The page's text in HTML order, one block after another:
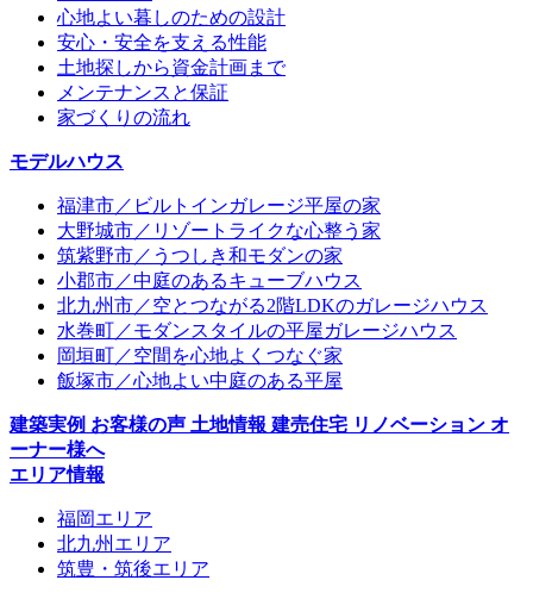
心地よい暮しのための設計
安心・安全を支える性能
土地探しから資金計画まで
メンテナンスと保証
家づくりの流れ
モデルハウス
福津市／ビルトインガレージ平屋の家
大野城市／リゾートライクな心整う家
筑紫野市／うつしき和モダンの家
小郡市／中庭のあるキューブハウス
北九州市／空とつながる2階LDKのガレージハウス
水巻町／モダンスタイルの平屋ガレージハウス
岡垣町／空間を心地よくつなぐ家
飯塚市／心地よい中庭のある平屋
建築実例 お客様の声 土地情報 建売住宅 リノベーション オ
ーナー様へ
エリア情報
福岡エリア
北九州エリア
筑豊・筑後エリア